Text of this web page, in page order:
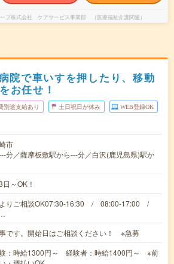
プ株式会社 ケアサービス事業部 （医療福祉介護関連）
院で車いすを押したり、移動
お任せ！
別途支給あり 土日祝日が休み WEB登録OK
市
分／薩摩板敷駅から---分／白沢(鹿児島県)駅か
～OK！
よりご相談OK07:30-16:30 / 08:00-17:00 /
です。開始日はご相談ください！ ※急募
：時給1300円～ 経験者：時給1400円～ ※前